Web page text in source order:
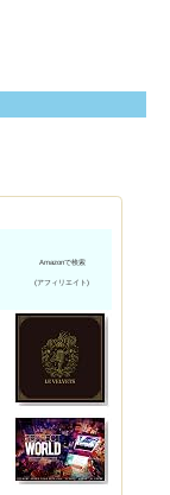
Amazonで検索
(アフィリエイト)